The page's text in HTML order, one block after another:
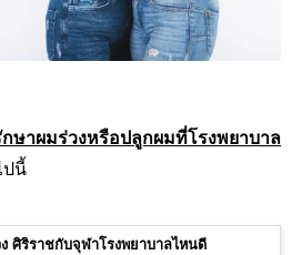
ษาผมร่วงหรือปลูกผมที่โรงพยาบาล
ปนี้
ศิริราชกับจุฬาโรงพยาบาลไหนดี